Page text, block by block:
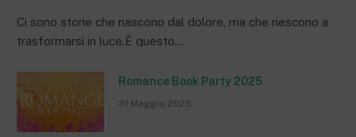
Ci sono storie che nascono dal dolore, ma che riescono a
trasformarsi in luce.È questo…
Romance Book Party 2025
31 Maggio 2025